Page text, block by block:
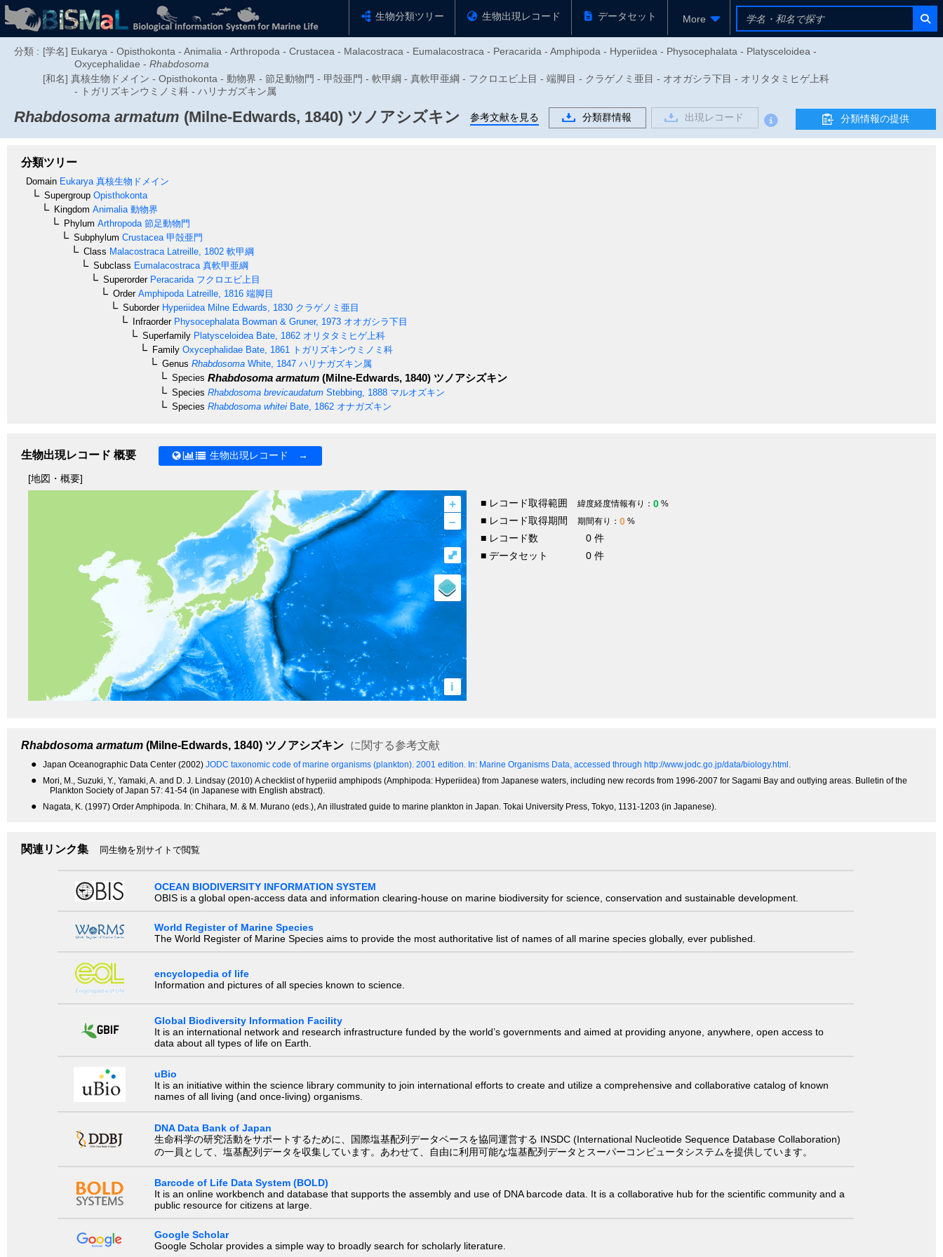
生物分類ツリー 生物出現レコード データセット More
分類 : [学名] Eukarya - Opisthokonta - Animalia - Arthropoda - Crustacea - Malacostraca - Eumalacostraca - Peracarida - Amphipoda - Hyperiidea - Physocephalata - Platysceloidea -
Oxycephalidae - Rhabdosoma
[和名] 真核生物ドメイン - Opisthokonta - 動物界 - 節足動物門 - 甲殻亜門 - 軟甲綱 - 真軟甲亜綱 - フクロエビ上目 - 端脚目 - クラゲノミ亜目 - オオガシラ下目 - オリタタミヒゲ上科
- トガリズキンウミノミ科 - ハリナガズキン属
Rhabdosoma armatum (Milne-Edwards, 1840) ツノアシズキン 参考文献を見る 分類群情報 出現レコード 分類情報の提供
分類ツリー
Domain Eukarya 真核生物ドメイン
Supergroup Opisthokonta
Kingdom Animalia 動物界
Phylum Arthropoda 節足動物門
Subphylum Crustacea 甲殻亜門
Class Malacostraca Latreille, 1802 軟甲綱
Subclass Eumalacostraca 真軟甲亜綱
SuperorderPeracarida フクロエビ上目
OrderAmphipoda Latreille, 1816 端脚目
SuborderHyperiidea Milne Edwards, 1830 クラゲノミ亜目
InfraorderPhysocephalata Bowman & Gruner, 1973 オオガシラ下目
Superfamily Platysceloidea Bate, 1862 オリタタミヒゲ上科
Family Oxycephalidae Bate, 1861
トガリズキンウミノミ科
Genus Rhabdosoma White, 1847 ハリナガズキン属
Species Rhabdosoma armatum (Milne-Edwards, 1840) ツノアシズキン
Species Rhabdosoma brevicaudatum Stebbing, 1888 マルオズキン
Species Rhabdosoma whitei Bate, 1862 オナガズキン
生物出現レコード 概要 生物出現レコード →
[地図・概要]
+
–
i
⤢
■ レコード取得範囲 緯度経度情報有り： 0 %
■ レコード取得期間 期間有り： 0 %
■ レコード数
0 件
■ データセット
0 件
Rhabdosoma armatum (Milne-Edwards, 1840) ツノアシズキン に関する参考文献
● Japan Oceanographic Data Center (2002) JODC taxonomic code of marine organisms (plankton). 2001 edition. In: Marine Organisms Data, accessed through http://www.jodc.go.jp/data/biology.html.
●
Mori, M., Suzuki, Y., Yamaki, A. and D. J. Lindsay (2010) A checklist of hyperiid amphipods (Amphipoda: Hyperiidea) from Japanese waters, including new records from 1996-2007 for Sagami Bay and outlying areas. Bulletin of the
Plankton Society of Japan 57: 41-54 (in Japanese with English abstract).
● Nagata, K. (1997) Order Amphipoda. In: Chihara, M. & M. Murano (eds.), An illustrated guide to marine plankton in Japan. Tokai University Press, Tokyo, 1131-1203 (in Japanese).
関連リンク集 同生物を別サイトで閲覧
OCEAN BIODIVERSITY INFORMATION SYSTEM
OBIS is a global open-access data and information clearing-house on marine biodiversity for science, conservation and sustainable development.
World Register of Marine Species
The World Register of Marine Species aims to provide the most authoritative list of names of all marine species globally, ever published.
encyclopedia of life
Information and pictures of all species known to science.
Global Biodiversity Information Facility
It is an international network and research infrastructure funded by the world’s governments and aimed at providing anyone, anywhere, open access to
data about all types of life on Earth.
uBio
It is an initiative within the science library community to join international efforts to create and utilize a comprehensive and collaborative catalog of known
names of all living (and once-living) organisms.
DNA Data Bank of Japan
生命科学の研究活動をサポートするために、国際塩基配列データベースを協同運営する INSDC (International Nucleotide Sequence Database Collaboration)
の一員として、塩基配列データを収集しています。あわせて、自由に利用可能な塩基配列データとスーパーコンピュータシステムを提供しています。
Barcode of Life Data System (BOLD)
It is an online workbench and database that supports the assembly and use of DNA barcode data. It is a collaborative hub for the scientific community and a
public resource for citizens at large.
Google Scholar
Google Scholar provides a simple way to broadly search for scholarly literature.